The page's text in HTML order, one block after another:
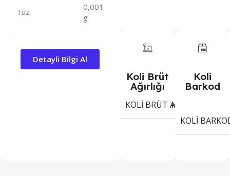
Tuz
0,001
g
Detayli Bilgi Al
Koli Brüt
Ağırlığı
KOLI BRÜT AĞIRLIĞI
Kg
Koli
Barkod
KOLI